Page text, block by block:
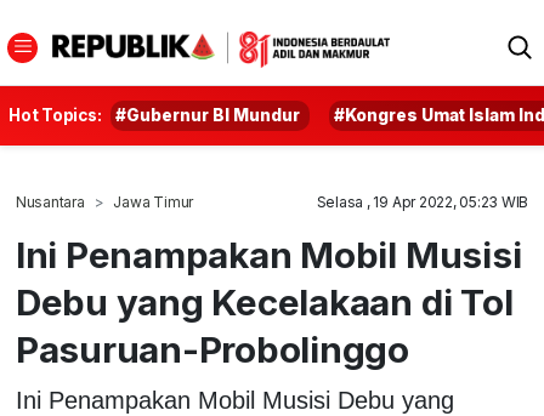
Hot Topics: #Gubernur BI Mundur #Kongres Umat Islam
Nusantara Jawa Timur Selasa , 19 Apr 2022, 05:23 WIB
Ini Penampakan Mobil Musisi
Debu yang Kecelakaan di Tol
Pasuruan-Probolinggo
Ini Penampakan Mobil Musisi Debu yang